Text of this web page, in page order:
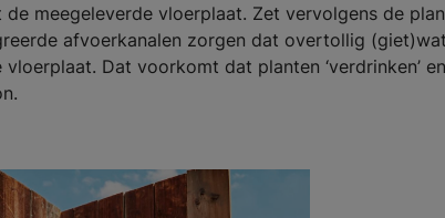
meegeleverde vloerplaat. Zet vervolgens de
afvoerkanalen zorgen dat overtollig
Dat voorkomt dat planten ‘verdrinken’ en